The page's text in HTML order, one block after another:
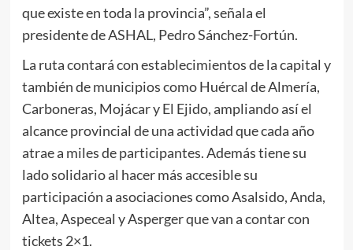
que existe en toda la provincia”, señala el
presidente de ASHAL, Pedro Sánchez-Fortún.
La ruta contará con establecimientos de la capital y
también de municipios como Huércal de Almería,
Carboneras, Mojácar y El Ejido, ampliando así el
alcance provincial de una actividad que cada año
atrae a miles de participantes. Además tiene su
lado solidario al hacer más accesible su
participación a asociaciones como Asalsido, Anda,
Altea, Aspeceal y Asperger que van a contar con
tickets 2×1.